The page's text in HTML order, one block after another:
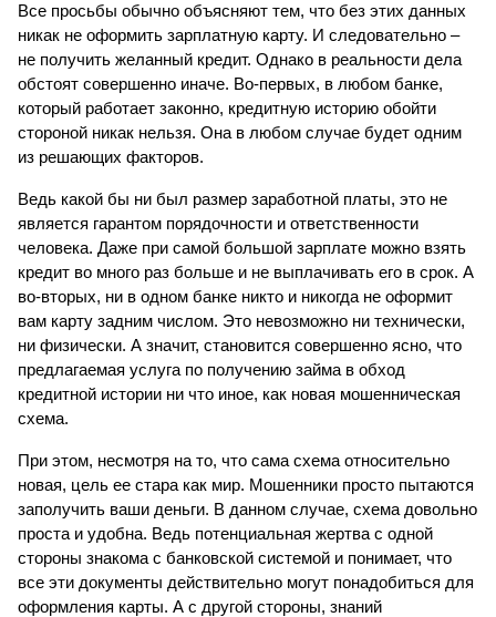
Все просьбы обычно объясняют тем, что без этих данных
никак не оформить зарплатную карту. И следовательно –
не получить желанный кредит. Однако в реальности дела
обстоят совершенно иначе. Во-первых, в любом банке,
который работает законно, кредитную историю обойти
стороной никак нельзя. Она в любом случае будет одним
из решающих факторов.
Ведь какой бы ни был размер заработной платы, это не
является гарантом порядочности и ответственности
человека. Даже при самой большой зарплате можно взять
кредит во много раз больше и не выплачивать его в срок. А
во-вторых, ни в одном банке никто и никогда не оформит
вам карту задним числом. Это невозможно ни технически,
ни физически. А значит, становится совершенно ясно, что
предлагаемая услуга по получению займа в обход
кредитной истории ни что иное, как новая мошенническая
схема.
При этом, несмотря на то, что сама схема относительно
новая, цель ее стара как мир. Мошенники просто пытаются
заполучить ваши деньги. В данном случае, схема довольно
проста и удобна. Ведь потенциальная жертва с одной
стороны знакома с банковской системой и понимает, что
все эти документы действительно могут понадобиться для
оформления карты. А с другой стороны, знаний